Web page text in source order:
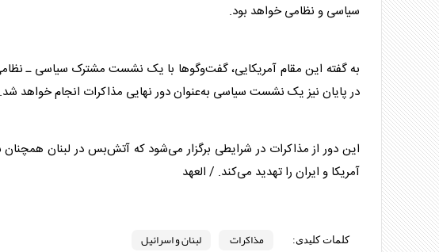
سیاسی و نظامی خواهد بود.
به گفته این مقام آمریکایی، گفت‌و‌گو‌ها با یک نشست مشترک سیاسی ـ
در پایان نیز یک نشست سیاسی به‌عنوان دور نهایی مذاکرات انجام خواهد شد.
این دور ازمذاکرات در شرایطی برگزار می‌شود که آتش‌بس در لبنان
آمریکا و ایران را تهدید می‌کند. / العهد
کلمات کلیدی: مذاکرات لبنان و اسرائیل